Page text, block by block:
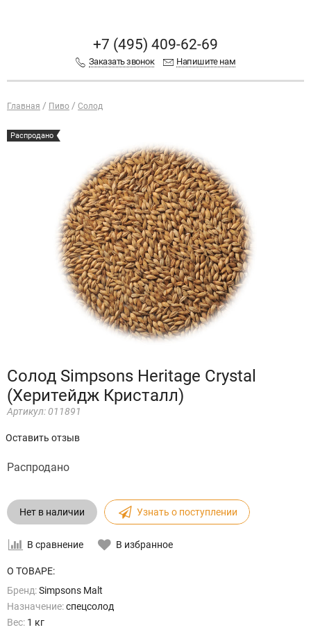
+7 (495) 409-62-69
Заказать звонок Напишите нам
Главная Пиво Солод
Распродано
Солод Simpsons Heritage Crystal
(Херитейдж Кристалл)
Артикул: 011891
Оставить отзыв
Распродано
Нет в наличии Узнать о поступлении
В сравнение В избранное
О ТОВАРЕ:
Бренд:Simpsons Malt
Назначение:спецсолод
Вес: 1 кг